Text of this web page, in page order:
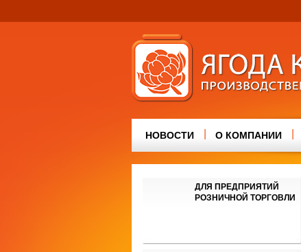
НОВОСТИ О КОМПАНИИ
ДЛЯ ПРЕДПРИЯТИЙ
РОЗНИЧНОЙ ТОРГОВЛИ